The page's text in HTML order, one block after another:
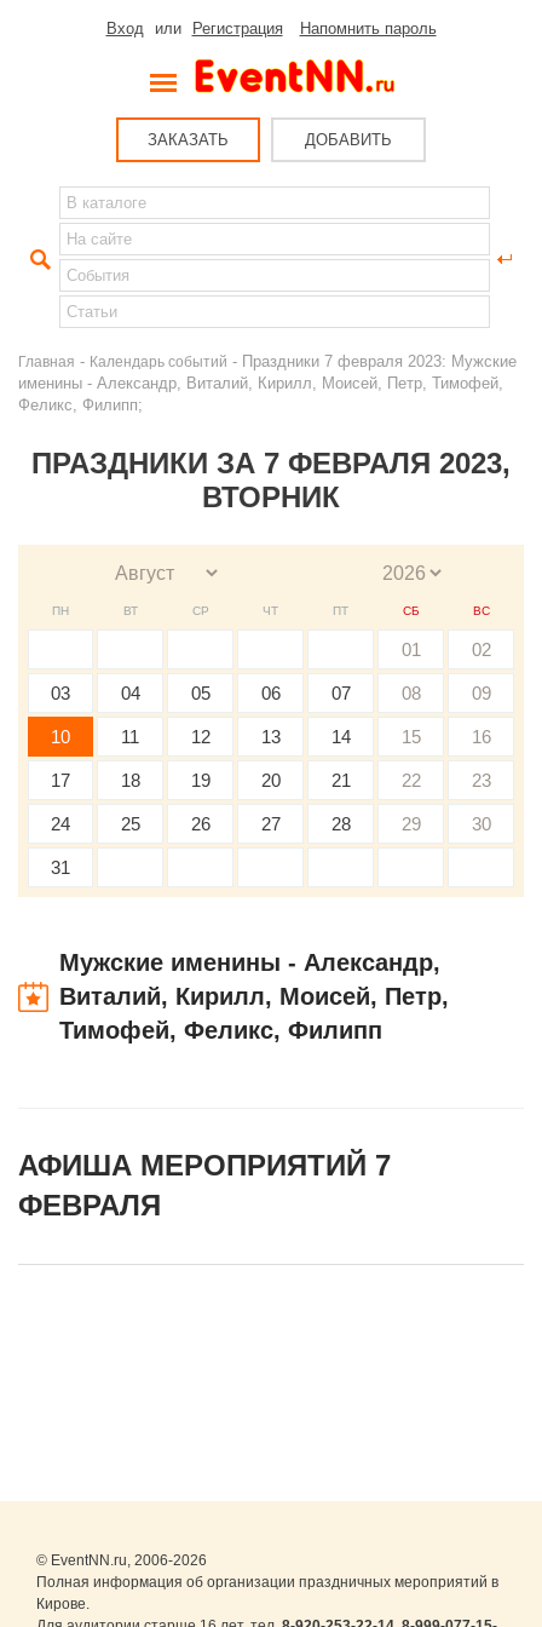
Вход или Регистрация Напомнить пароль
ЗАКАЗАТЬ ДОБАВИТЬ
Главная - Календарь событий - Праздники 7 февраля 2023: Мужские
именины - Александр, Виталий, Кирилл, Моисей, Петр, Тимофей,
Феликс, Филипп;
ПРАЗДНИКИ ЗА 7 ФЕВРАЛЯ 2023,
ВТОРНИК
ПН ВТ СР ЧТ ПТ СБ ВС
01 02
03 04 05 06 07 08 09
10 11 12 13 14 15 16
17 18 19 20 21 22 23
24 25 26 27 28 29 30
31
Мужские именины - Александр,
Виталий, Кирилл, Моисей, Петр,
Тимофей, Феликс, Филипп
АФИША МЕРОПРИЯТИЙ 7
ФЕВРАЛЯ
© EventNN.ru, 2006-2026
Полная информация об организации праздничных мероприятий в
Кирове.